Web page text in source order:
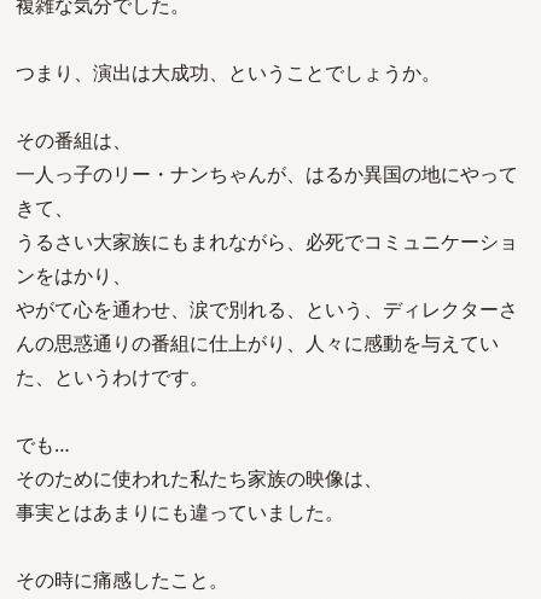
つまり、演出は大成功、ということでしょうか。
その番組は、
一人っ子のリー・ナンちゃんが、はるか異国の地にやって
きて、
うるさい大家族にもまれながら、必死でコミュニケーショ
ンをはかり、
やがて心を通わせ、涙で別れる、という、ディレクターさ
んの思惑通りの番組に仕上がり、人々に感動を与えてい
た、というわけです。
でも…
そのために使われた私たち家族の映像は、
事実とはあまりにも違っていました。
その時に痛感したこと。